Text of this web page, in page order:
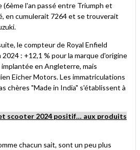
(6ème l'an passé entre Triumph et
en cumulerait 7264 et se trouverait
le compteur de Royal Enfield
: +12,1 % pour la marque d'origine
en Angleterre, mais
Eicher Motors. Les immatriculations
chères "Made in India" s'établissent à
scooter 2024 positif… aux produits
chacun sait, sont un peu plus